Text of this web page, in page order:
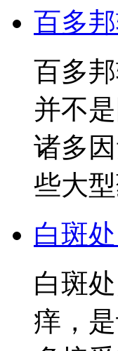
百多
百多
并不
诸多
些大
白斑
白斑
痒，